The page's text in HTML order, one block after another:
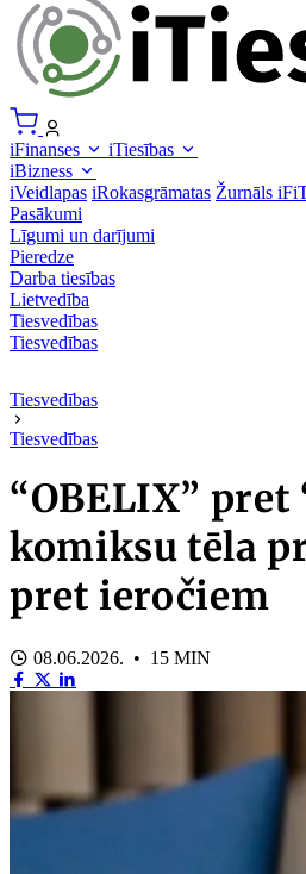
iFinanses
iTiesības
iBizness
iVeidlapas iRokasgrāmatas Žurnāls
Pasākumi
Līgumi un darījumi
Pieredze
Darba tiesības
Lietvedība
Tiesvedības
Tiesvedības
Tiesvedības
Tiesvedības
“OBELIX” pret
komiksu tēla
pret ieročiem
08.06.2026. • 15 MIN